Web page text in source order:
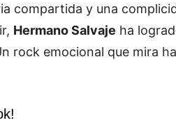
compartida y una
Hermano Salvaje ha
rock emocional que mira